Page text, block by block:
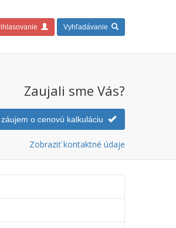
Vyhľadávanie
Zaujali sme Vás?
o cenovú kalkuláciu
Zobraziť kontaktné údaje